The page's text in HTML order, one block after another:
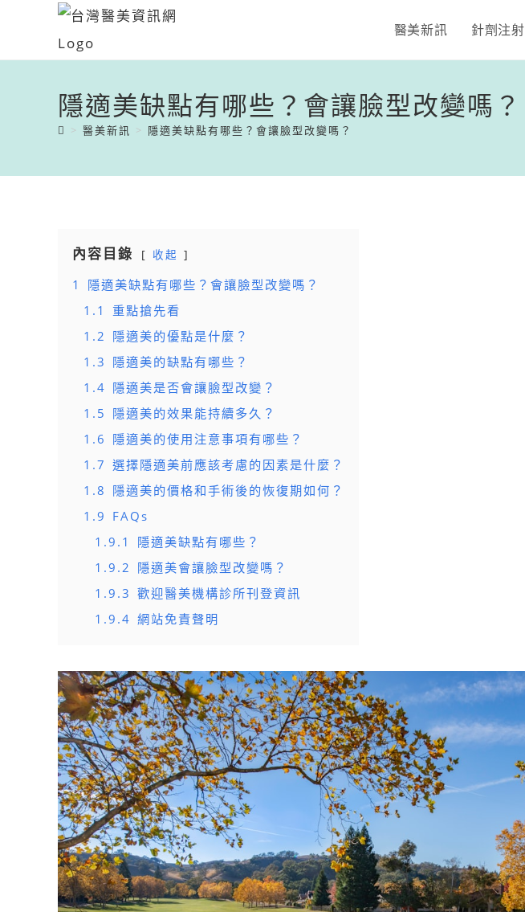
醫美新訊 針劑注射
隱適美缺點有哪些？會讓臉型改變嗎？
> 醫美新訊 > 隱適美缺點有哪些？會讓臉型改變嗎？
內容目錄 收起
1
隱適美缺點有哪些？會讓臉型改變嗎？
1.1
重點搶先看
1.2 隱適美的優點是什麼？
1.3 隱適美的缺點有哪些？
1.4 隱適美是否會讓臉型改變？
1.5 隱適美的效果能持續多久？
1.6 隱適美的使用注意事項有哪些？
1.7 選擇隱適美前應該考慮的因素是什麼？
1.8 隱適美的價格和手術後的恢復期如何？
1.9 FAQs
1.9.1
隱適美缺點有哪些？
1.9.2 隱適美會讓臉型改變嗎？
1.9.3 歡迎醫美機構診所刊登資訊
1.9.4 網站免責聲明